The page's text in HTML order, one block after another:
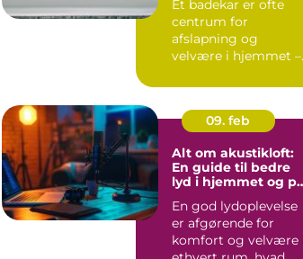
Et badekar er ofte
centrum for
afslapning og
velvære i hjemmet –
overf...
09. feb
Alt om akustikloft:
En guide til bedre
lyd i hjemmet og
En god lydoplevelse
er afgørende for
komfort og velvære